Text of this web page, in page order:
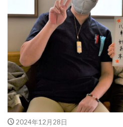
2024年12月28日